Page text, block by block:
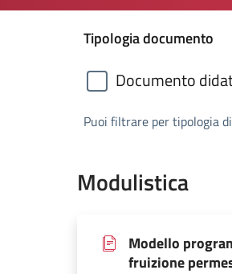
Tipologia documento
Documento
Puoi filtrare per tipologia
Modulistica
Modello
fruizione